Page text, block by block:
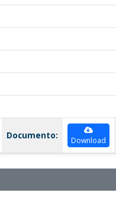
Documento: Download